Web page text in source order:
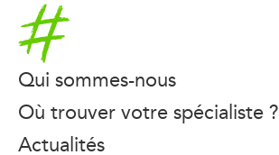
Accueil
Qui sommes-nous
Où trouver votre spécialiste ?
Actualités